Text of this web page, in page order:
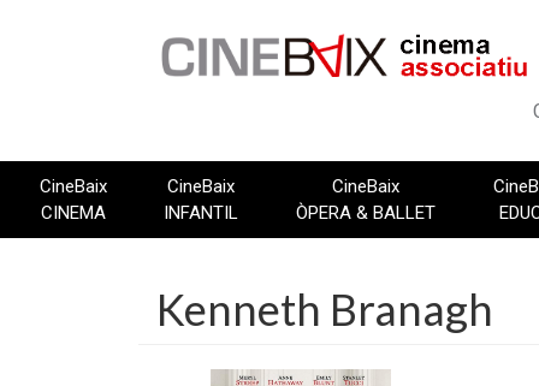
CineBaix
CINEMA
CineBaix
INFANTIL
CineBaix
ÒPERA & BALLET
Kenneth Branagh